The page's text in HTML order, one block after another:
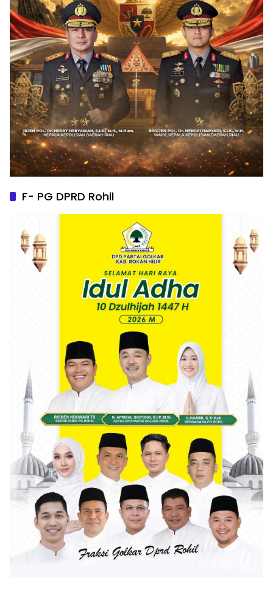
F- PG DPRD Rohil